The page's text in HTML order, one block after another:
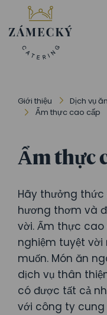
Giới thiệu Dịch vụ
Ẩm thực cao cấp
Ẩm thực
Hãy thưởng
hương thơm và
vời. Ẩm thực cao
nghiệm tuyệt
muốn. Món ăn
dịch vụ thân
có được tất cả
với công ty cung